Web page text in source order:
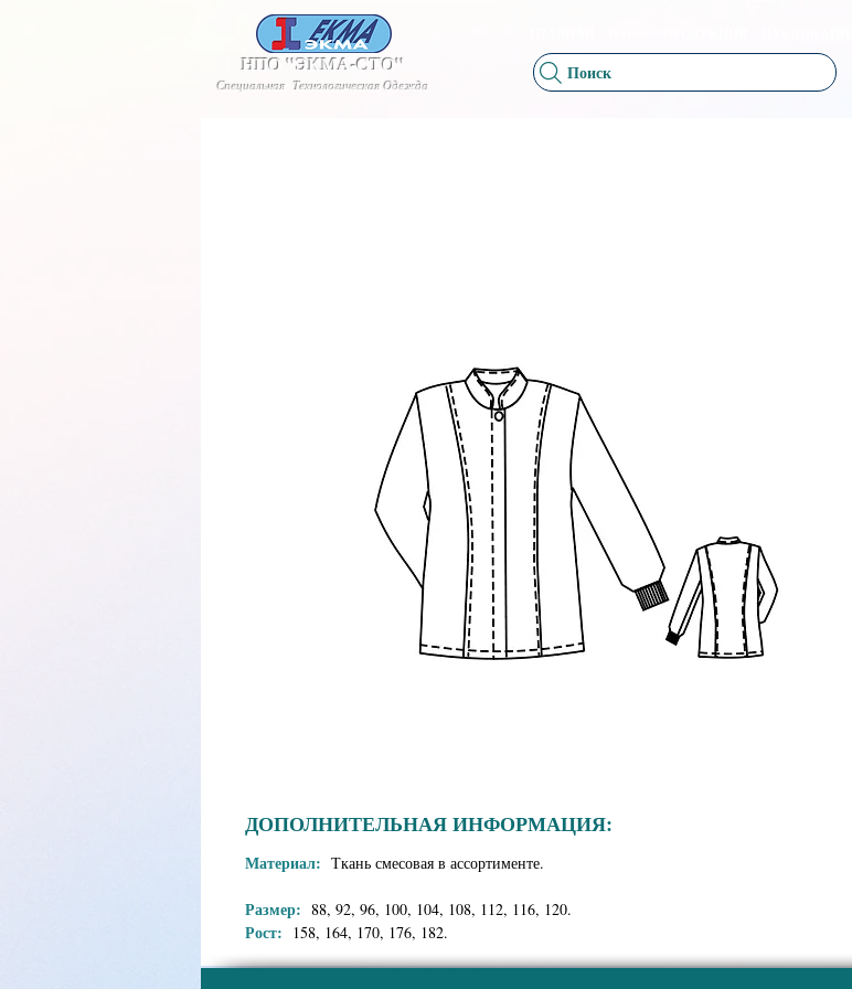
НПО "ЭКМА-СТО"
Специальная Технологическая Одежда
Поиск
ДОПОЛНИТЕЛЬНАЯ ИНФОРМАЦИЯ:
Материал: Ткань смесовая в ассортименте.
Размер: 88, 92, 96, 100, 104, 108, 112, 116, 120.
Рост: 158, 164, 170, 176, 182.